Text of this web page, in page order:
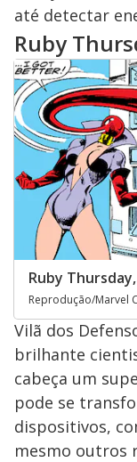
até detectar
Ruby
Ruby
Reprodução/Marvel
Vilã dos
brilhante
cabeça um
pode se
dispositivos,
mesmo outros